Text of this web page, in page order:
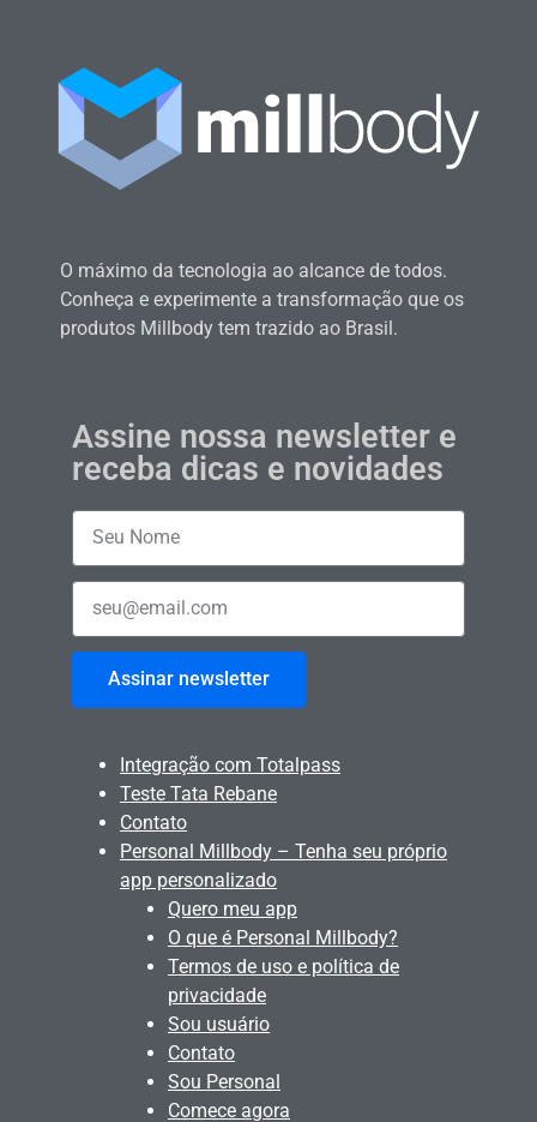
O máximo da tecnologia ao alcance de todos.
Conheça e experimente a transformação que os
produtos Millbody tem trazido ao Brasil.
Assine nossa newsletter e
receba dicas e novidades
Assinar newsletter
Integração com Totalpass
Teste Tata Rebane
Contato
Personal Millbody – Tenha seu próprio
app personalizado
Quero meu app
O que é Personal Millbody?
Termos de uso e política de
privacidade
Sou usuário
Contato
Sou Personal
Comece agora